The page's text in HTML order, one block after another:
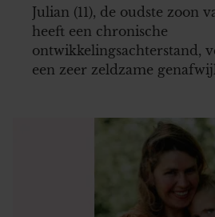
Julian (11), de oudste zoon
heeft een chronische
ontwikkelingsachterstand,
een zeer zeldzame
toekomst voor Julian